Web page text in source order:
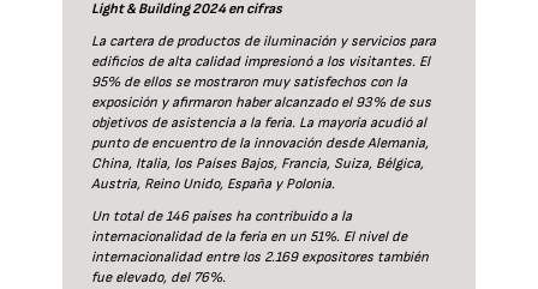
Light & Building 2024 en cifras
La cartera de productos de iluminación y servicios para
edificios de alta calidad impresionó a los visitantes. El
95% de ellos se mostraron muy satisfechos con la
exposición y afirmaron haber alcanzado el 93% de sus
objetivos de asistencia a la feria. La mayoría acudió al
punto de encuentro de la innovación desde Alemania,
China, Italia, los Países Bajos, Francia, Suiza, Bélgica,
Austria, Reino Unido, España y Polonia.
Un total de 146 países ha contribuido a la
internacionalidad de la feria en un 51%. El nivel de
internacionalidad entre los 2.169 expositores también
fue elevado, del 76%.